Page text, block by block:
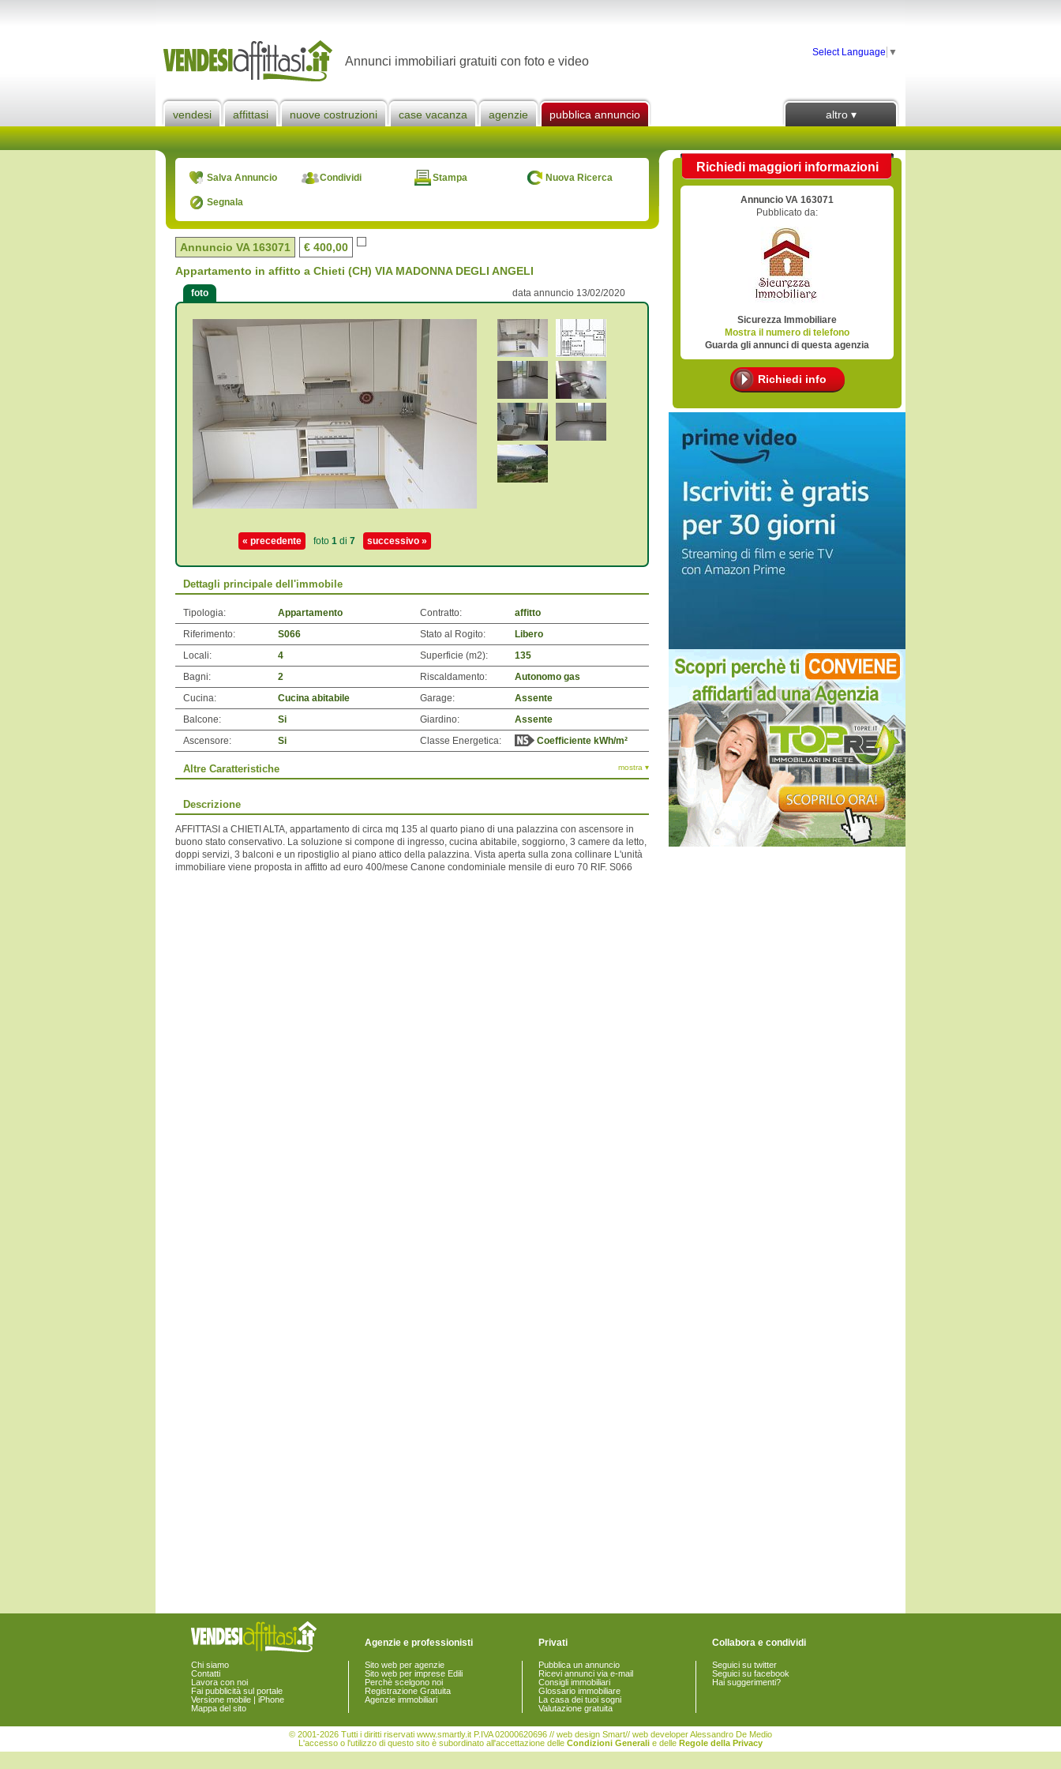
Annunci immobiliari gratuiti con foto e video
vendesi affittasi nuove costruzioni case vacanza agenzie pubblica annuncio altro ▾
Select Language ▼
Salva Annuncio Condividi Stampa Nuova Ricerca
Segnala
Annuncio VA 163071
€ 400,00
Appartamento in affitto a Chieti (CH) VIA MADONNA DEGLI ANGELI
foto data annuncio 13/02/2020
« precedente foto 1 di 7 successivo »
Dettagli principale dell'immobile
Tipologia: Appartamento Contratto:
affitto
Riferimento:
S066 Stato al Rogito:
Libero
Locali:
4 Superficie (m2):
135
Bagni:
2 Riscaldamento:
Autonomo gas
Cucina:
Cucina abitabile Garage:
Assente
Balcone:
Si Giardino:
Assente
Ascensore:
Si Classe Energetica: Coefficiente kWh/m²
Altre Caratteristiche mostra ▾
Descrizione
AFFITTASI a CHIETI ALTA, appartamento di circa mq 135 al quarto piano di una palazzina con ascensore in
buono stato conservativo. La soluzione si compone di ingresso, cucina abitabile, soggiorno, 3 camere da letto,
doppi servizi, 3 balconi e un ripostiglio al piano attico della palazzina. Vista aperta sulla zona collinare L'unità
immobiliare viene proposta in affitto ad euro 400/mese Canone condominiale mensile di euro 70 RIF. S066
Richiedi maggiori informazioni
Annuncio VA 163071
Pubblicato da:
Sicurezza Immobiliare
Mostra il numero di telefono
Guarda gli annunci di questa agenzia
Richiedi info
Chi siamo
Contatti
Lavora con noi
Fai pubblicità sul portale
Versione mobile | iPhone
Mappa del sito
Agenzie e professionisti
Sito web per agenzie
Sito web per imprese Edili
Perchè scelgono noi
Registrazione Gratuita
Agenzie immobiliari
Privati
Pubblica un annuncio
Ricevi annunci via e-mail
Consigli immobiliari
Glossario immobiliare
La casa dei tuoi sogni
Valutazione gratuita
Collabora e condividi
Seguici su twitter
Seguici su facebook
Hai suggerimenti?
© 2001-2026 Tutti i diritti riservati www.smartly.it P.IVA 02000620696 // web design Smart// web developer Alessandro De Medio
L'accesso o l'utilizzo di questo sito è subordinato all'accettazione delle Condizioni Generali e delle Regole della Privacy